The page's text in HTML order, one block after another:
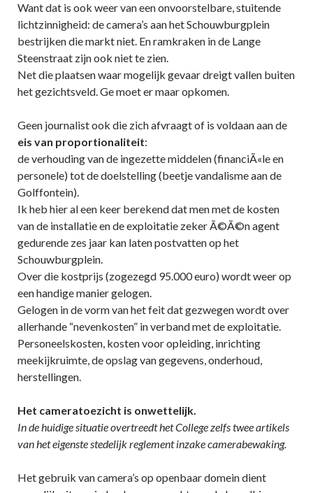
Want dat is ook weer van een onvoorstelbare, stuitende
lichtzinnigheid: de camera’s aan het Schouwburgplein
bestrijken die markt niet. En ramkraken in de Lange
Steenstraat zijn ook niet te zien.
Net die plaatsen waar mogelijk gevaar dreigt vallen buiten
het gezichtsveld. Ge moet er maar opkomen.
Geen journalist ook die zich afvraagt of is voldaan aan de
eis van proportionaliteit:
de verhouding van de ingezette middelen (financiÃ«le en
personele) tot de doelstelling (beetje vandalisme aan de
Golffontein).
Ik heb hier al een keer berekend dat men met de kosten
van de installatie en de exploitatie zeker Ã©Ã©n agent
gedurende zes jaar kan laten postvatten op het
Schouwburgplein.
Over die kostprijs (zogezegd 95.000 euro) wordt weer op
een handige manier gelogen.
Gelogen in de vorm van het feit dat gezwegen wordt over
allerhande “nevenkosten” in verband met de exploitatie.
Personeelskosten, kosten voor opleiding, inrichting
meekijkruimte, de opslag van gegevens, onderhoud,
herstellingen.
Het cameratoezicht is onwettelijk.
In de huidige situatie overtreedt het College zelfs twee artikels
van het eigenste stedelijk reglement inzake camerabewaking.
Het gebruik van camera’s op openbaar domein dient